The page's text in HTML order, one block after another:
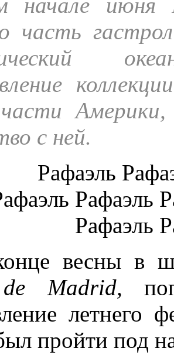
часть
Америки,
с ней.
весны в
de Madrid,
летнего
пройти под